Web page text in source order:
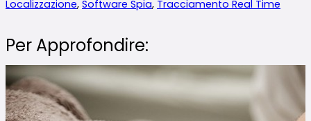
Localizzazione, Software Spia, Tracciamento Real Time
Per Approfondire: